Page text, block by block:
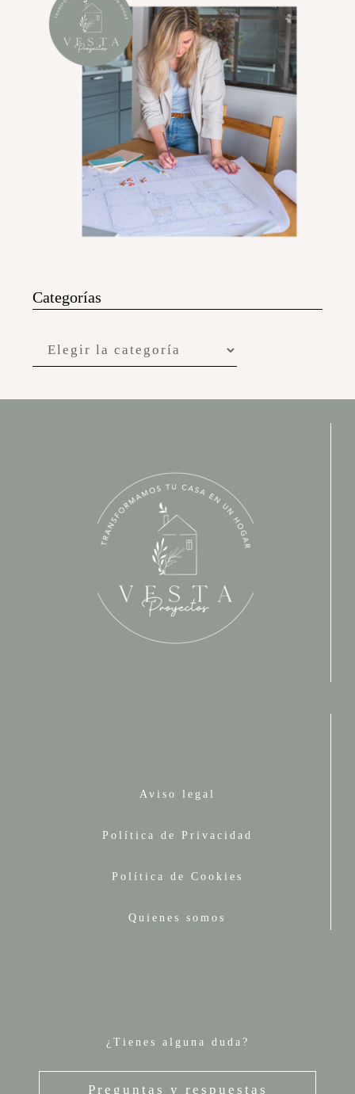
Categorías
Aviso legal
Política de Privacidad
Política de Cookies
Quienes somos
¿Tienes alguna duda?
Preguntas y respuestas